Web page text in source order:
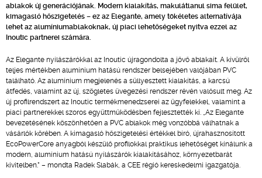
ablakok új generációjának. Modern kialakítás, makulátlanul sima felület,
kimagasló hőszigetelés – ez az Elegante, amely tökéletes alternatívája
lehet az alumíniumablakoknak, új piaci lehetőségeket nyitva ezzel az
Inoutic partnerei számára.
Az Elegante nyílászárókkal az Inoutic újragondolta a jövő ablakait. A kívülről
teljes mértékben alumínium hatású rendszer belsejében valójában PVC
található. Az alumínium megjelenés a süllyesztett kialakítás, a karcsú
átfedés, valamint az új, szögletes üvegezési rendszer révén valósult meg. Az
új profilrendszert az Inoutic termékmenedzserei az ügyfelekkel, valamint a
piaci partnerekkel szoros együttműködésben fejlesztették ki. „Az Elegante
bevezetésének köszönhetően a PVC ablakok még vonzóbbá válhatnak a
vásárlók körében. A kimagasló hőszigetelési értékkel bíró, újrahasznosított
EcoPowerCore anyagból készülő profilokkal praktikus lehetőséget kínálunk a
modern, alumínium hatású nyílászárók kialakításához, környezetbarát
kivitelben.” – mondta Radek Slabák, a CEE régió kereskedelmi igazgatója.